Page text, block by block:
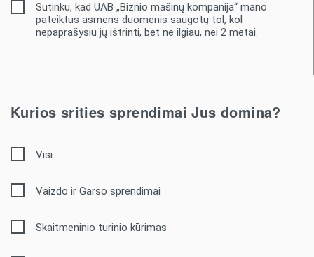
Sutinku, kad UAB „Biznio mašinų kompanija“ mano
pateiktus asmens duomenis saugotų tol, kol
nepaprašysiu jų ištrinti, bet ne ilgiau, nei 2 metai.
Kurios srities sprendimai Jus domina?
Visi
Vaizdo ir Garso sprendimai
Skaitmeninio turinio kūrimas